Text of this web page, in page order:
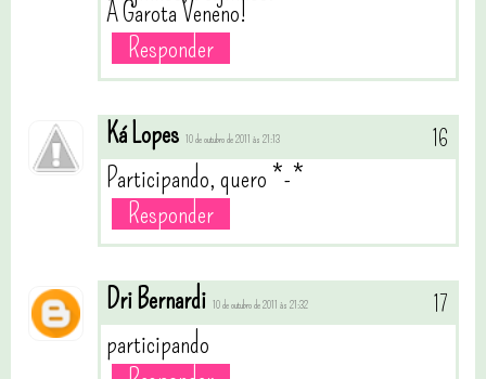
A Garota Veneno!
Responder
Ká Lopes 10 de outubro de 2011 às 21:13
Participando, quero *-*
Responder
Dri Bernardi 10 de outubro de 2011 às 21:32
participando